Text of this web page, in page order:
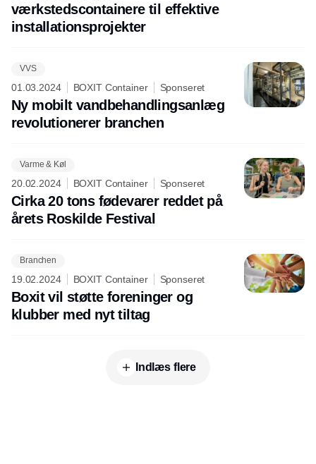
værkstedscontainere til effektive
installationsprojekter
VVS
01.03.2024 BOXIT Container Sponseret
Ny mobilt vandbehandlingsanlæg
revolutionerer branchen
Varme & Køl
20.02.2024 BOXIT Container Sponseret
Cirka 20 tons fødevarer reddet på
årets Roskilde Festival
Branchen
19.02.2024 BOXIT Container Sponseret
Boxit vil støtte foreninger og
klubber med nyt tiltag
Indlæs flere